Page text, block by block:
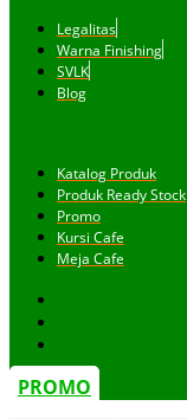
Legalitas
Warna Finishing
SVLK
Blog
Katalog Produk
Produk Ready Stock
Promo
Kursi Cafe
Meja Cafe
PROMO